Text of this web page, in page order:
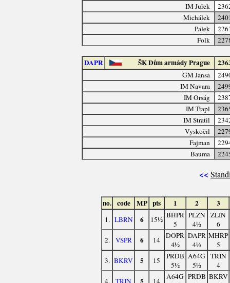
IM Juřek
Michálek
Palek
Folk
DAPR ŠK Dům armády Prague
GM Jansa
IM Navara
IM Orság
IM Trapl
IM Stratil
Vyskočil
Fajman
Bauma
<<
no. code MP pts 1 2 3
1. LBRN 6 15½ BHPR
5
PLZN
4½
ZLIN
6
2.
VSPR 6 14
DOPR
4½
DAPR
4½
MHRP
5
3. BKRV 5 15
PRDB
5½
A64G
5½
TRIN
4
4.
TRIN 5 14
A64G PRDB BKRV